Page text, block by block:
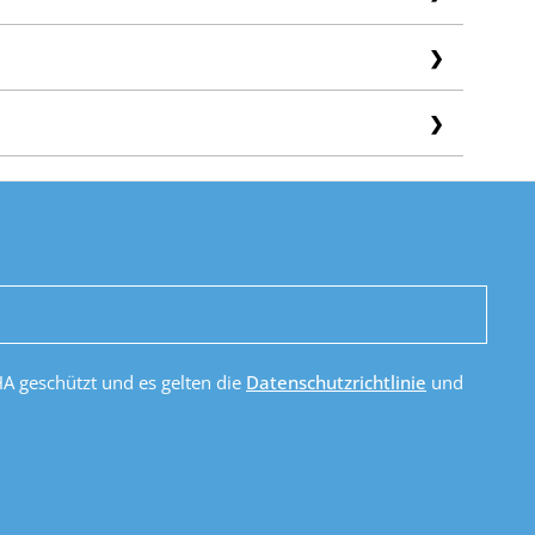
geschützt und es gelten die Datenschutzrichtlinie und